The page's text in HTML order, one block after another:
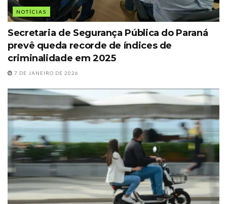
NOTÍCIAS
Secretaria de Segurança Pública do Paraná
prevê queda recorde de índices de
criminalidade em 2025
7 DE JANEIRO DE 2026